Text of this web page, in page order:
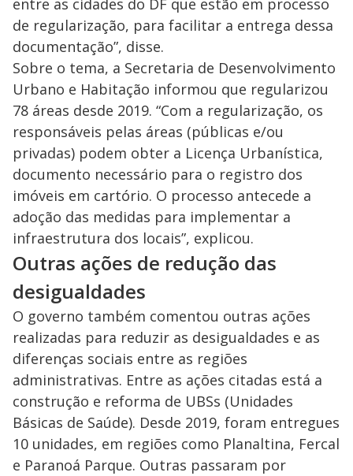
i
d
e
o
entre as cidades do DF que estão em processo
de regularização, para facilitar a entrega dessa
documentação”, disse.
Sobre o tema, a Secretaria de Desenvolvimento
Urbano e Habitação informou que regularizou
78 áreas desde 2019. “Com a regularização, os
responsáveis pelas áreas (públicas e/ou
privadas) podem obter a Licença Urbanística,
documento necessário para o registro dos
imóveis em cartório. O processo antecede a
adoção das medidas para implementar a
infraestrutura dos locais”, explicou.
Outras ações de redução das
desigualdades
O governo também comentou outras ações
realizadas para reduzir as desigualdades e as
diferenças sociais entre as regiões
administrativas. Entre as ações citadas está a
construção e reforma de UBSs (Unidades
Básicas de Saúde). Desde 2019, foram entregues
10 unidades, em regiões como Planaltina, Fercal
e Paranoá Parque. Outras passaram por